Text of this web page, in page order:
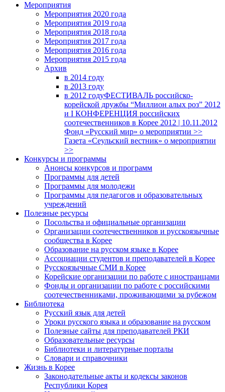
Мероприятия
Мероприятия 2020 года
Мероприятия 2019 года
Мероприятия 2018 годa
Мероприятия 2017 года
Мероприятия 2016 года
Мероприятия 2015 года
Архив
в 2014 году
в 2013 году
в 2012 годуФЕСТИВАЛЬ российско-
корейской дружбы “Миллион алых роз” 2012
и I КОНФЕРЕНЦИЯ российских
соотечественников в Корее 2012 | 10.11.2012
Фонд «Русский мир» о мероприятии >>
Газета «Сеульский вестник» о мероприятии
>>
Конкурсы и программы
Анонсы конкурсов и программ
Программы для детей
Программы для молодежи
Программы для педагогов и образовательных
учреждений
Полезные ресурсы
Посольства и официальные организации
Организации соотечественников и русскоязычные
сообщества в Корее
Образование на русском языке в Корее
Ассоциации студентов и преподавателей в Корее
Русскоязычные СМИ в Корее
Корейские организации по работе с иностранцами
Фонды и организации по работе с российскими
соотечественниками, проживающими за рубежом
Библиотека
Русский язык для детей
Уроки русского языка и образование на русском
Полезные сайты для преподавателей РКИ
Образовательные ресурсы
Библиотеки и литературные порталы
Словари и справочники
Жизнь в Корее
Законодательные акты и кодексы законов
Республики Корея